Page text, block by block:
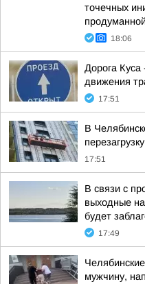
точечных
18:06
Дорога Куса
движения
17:51
В
17:51
В связи с
выходные
будет
17:49
мужчину,